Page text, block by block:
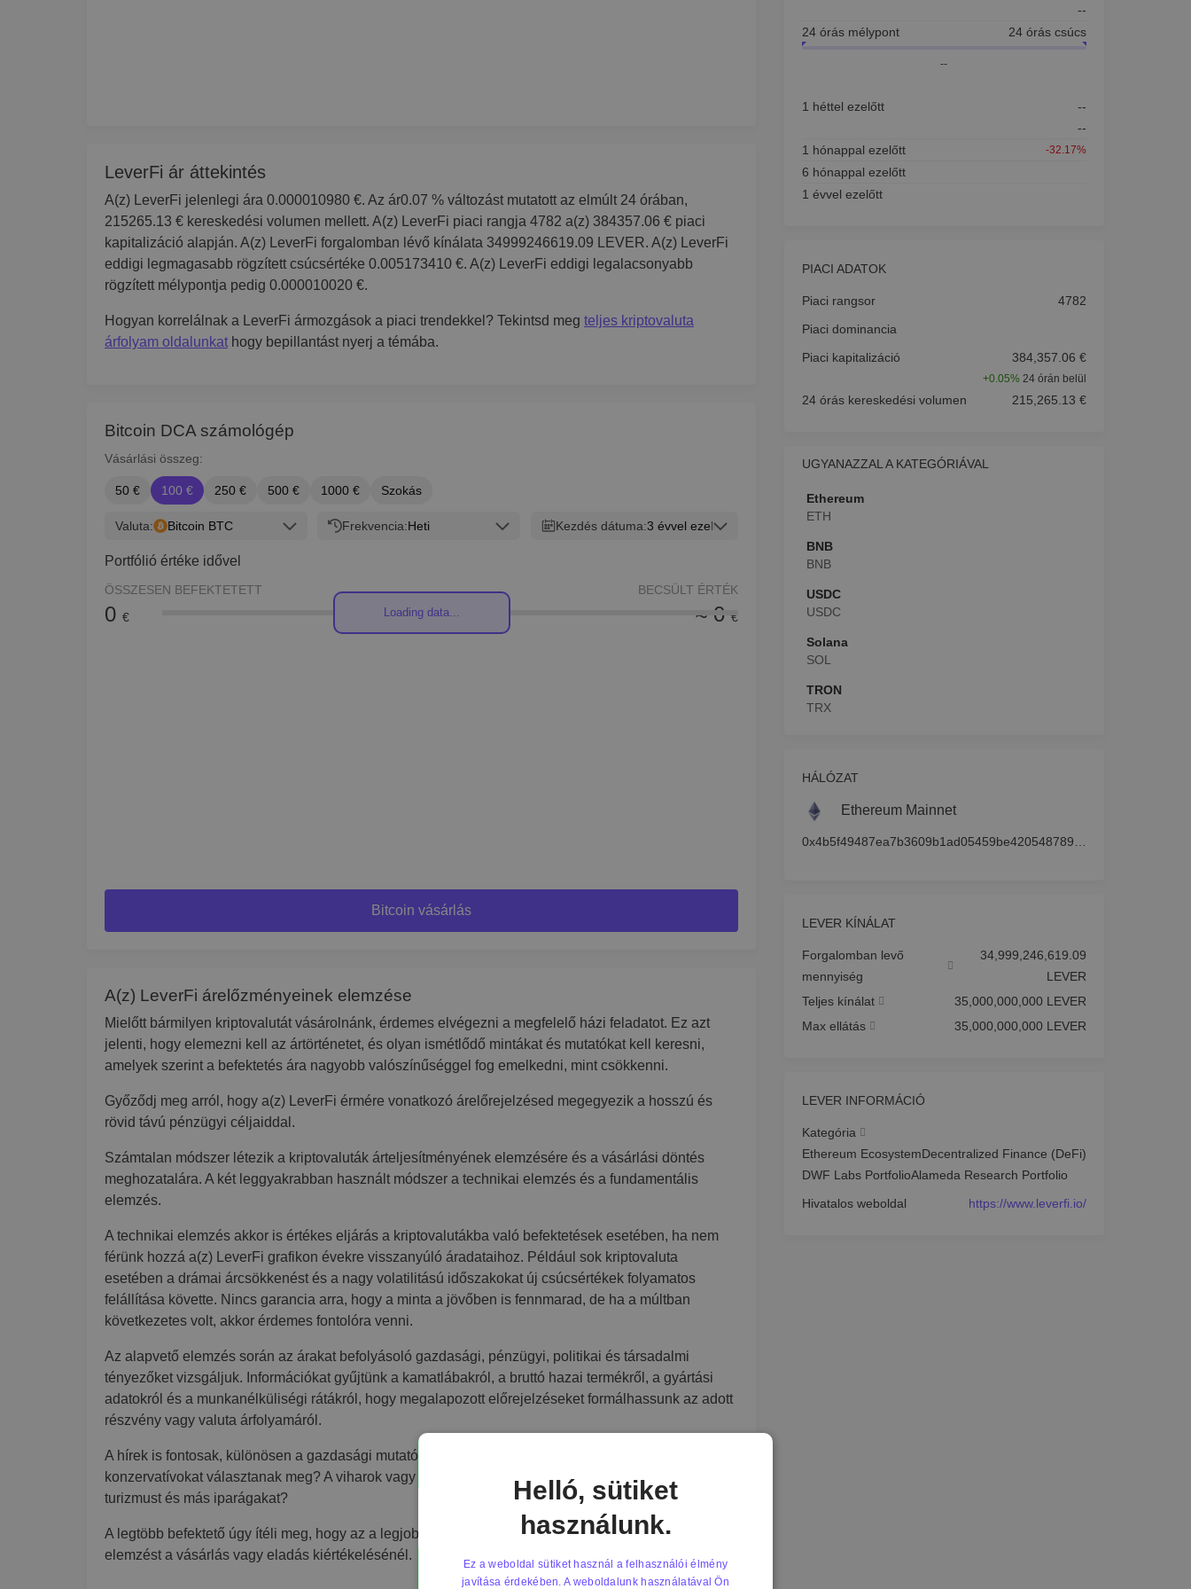
LeverFi ár áttekintés
A(z) LeverFi jelenlegi ára 0.000010980 €. Az ár0.07 % változást mutatott az elmúlt 24 órában,
215265.13 € kereskedési volumen mellett. A(z) LeverFi piaci rangja 4782 a(z) 384357.06 € piaci
kapitalizáció alapján. A(z) LeverFi forgalomban lévő kínálata 34999246619.09 LEVER. A(z) LeverFi
eddigi legmagasabb rögzített csúcsértéke 0.005173410 €. A(z) LeverFi eddigi legalacsonyabb
rögzített mélypontja pedig 0.000010020 €.
Hogyan korrelálnak a LeverFi ármozgások a piaci trendekkel? Tekintsd meg teljes kriptovaluta
árfolyam oldalunkat hogy bepillantást nyerj a témába.
Bitcoin DCA számológép
Vásárlási összeg:
50 € 100 € 250 € 500 € 1000 € Szokás
Valuta: Bitcoin BTC Frekvencia:Heti Kezdés dátuma:3 évvel ezelőtt
Portfólió értéke idővel
ÖSSZESEN BEFEKTETETT
0 €
BECSÜLT ÉRTÉK
≈ 0 €
Loading data...
Bitcoin vásárlás
A(z) LeverFi árelőzményeinek elemzése
Mielőtt bármilyen kriptovalutát vásárolnánk, érdemes elvégezni a megfelelő házi feladatot. Ez azt
jelenti, hogy elemezni kell az ártörténetet, és olyan ismétlődő mintákat és mutatókat kell keresni,
amelyek szerint a befektetés ára nagyobb valószínűséggel fog emelkedni, mint csökkenni.
Győződj meg arról, hogy a(z) LeverFi érmére vonatkozó árelőrejelzésed megegyezik a hosszú és
rövid távú pénzügyi céljaiddal.
Számtalan módszer létezik a kriptovaluták árteljesítményének elemzésére és a vásárlási döntés
meghozatalára. A két leggyakrabban használt módszer a technikai elemzés és a fundamentális
elemzés.
A technikai elemzés akkor is értékes eljárás a kriptovalutákba való befektetések esetében, ha nem
férünk hozzá a(z) LeverFi grafikon évekre visszanyúló áradataihoz. Például sok kriptovaluta
esetében a drámai árcsökkenést és a nagy volatilitású időszakokat új csúcsértékek folyamatos
felállítása követte. Nincs garancia arra, hogy a minta a jövőben is fennmarad, de ha a múltban
következetes volt, akkor érdemes fontolóra venni.
Az alapvető elemzés során az árakat befolyásoló gazdasági, pénzügyi, politikai és társadalmi
tényezőket vizsgáljuk. Információkat gyűjtünk a kamatlábakról, a bruttó hazai termékről, a gyártási
adatokról és a munkanélküliségi rátákról, hogy megalapozott előrejelzéseket formálhassunk az adott
részvény vagy valuta árfolyamáról.
A hírek is fontosak, különösen a gazdasági mutatók. Emeli a nemzeti bank a kamatlábakat? Fiskális
konzervatívokat választanak meg? A viharok vagy aszályok megzavarták a mezőgazdaságot, a
turizmust és más iparágakat?
A legtöbb befektető úgy ítéli meg, hogy az a legjobb, ha egyaránt alkalmaznak technikai- és alapvető
elemzést a vásárlás vagy eladás kiértékelésénél.
--
24 órás mélypont
24 órás csúcs
--
1 héttel ezelőtt
--
--
1 hónappal ezelőtt
-32.17%
6 hónappal ezelőtt
1 évvel ezelőtt
PIACI ADATOK
Piaci rangsor
4782
Piaci dominancia
Piaci kapitalizáció
384,357.06 €
+0.05%24 órán belül
24 órás kereskedési volumen 215,265.13 €
UGYANAZZAL A KATEGÓRIÁVAL
Ethereum
ETH
BNB
BNB
USDC
USDC
Solana
SOL
TRON
TRX
HÁLÓZAT
Ethereum Mainnet
LEVER KÍNÁLAT
Forgalomban levő
mennyiség
34,999,246,619.09
LEVER
Teljes kínálat
35,000,000,000 LEVER
Max ellátás
35,000,000,000 LEVER
LEVER INFORMÁCIÓ
Kategória
Ethereum EcosystemDecentralized Finance (DeFi)
DWF Labs PortfolioAlameda Research Portfolio
Hivatalos weboldal
https://www.leverfi.io/
Helló, sütiket
használunk.
Ez a weboldal sütiket használ a felhasználói élmény
javítása érdekében. A weboldalunk használatával Ön